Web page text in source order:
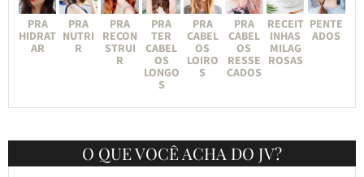
PRA
HIDRAT
AR
PRA
NUTRI
R
PRA
RECON
STRUI
R
PRA
TER
CABEL
OS
LONGO
S
PRA
CABEL
OS
LOIRO
S
PRA
CABEL
OS
RESSE
CADOS
RECEIT
INHAS
MILAG
ROSAS
PENTE
ADOS
O QUE VOCÊ ACHA DO JV?